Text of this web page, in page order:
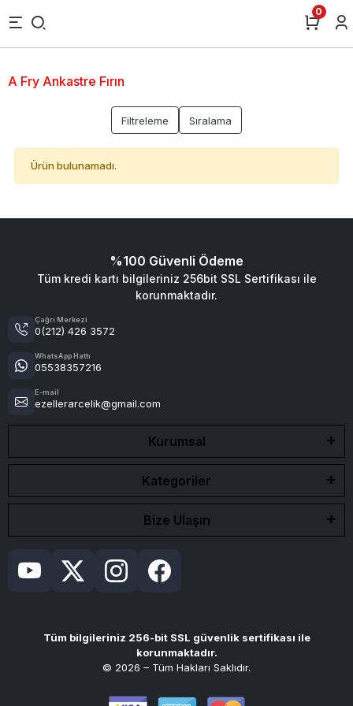
0
A Fry Ankastre Fırın
Filtreleme Sıralama
Ürün bulunamadı.
%100 Güvenli Ödeme
Tüm kredi kartı bilgileriniz 256bit SSL Sertifikası ile
korunmaktadır.
Çağrı Merkezi
0(212) 426 3572
WhatsApp Hattı
05538357216
E-mail
ezellerarcelik@gmail.com
Kurumsal
Kategoriler
Bize Ulaşın
Tüm bilgileriniz 256-bit SSL güvenlik sertifikası ile
korunmaktadır.
© 2026 – Tüm Hakları Saklıdır.